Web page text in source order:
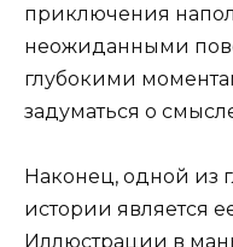
приключения
неожиданными
глубокими
задуматься о
Наконец, одной из
истории является
Иллюстрации в